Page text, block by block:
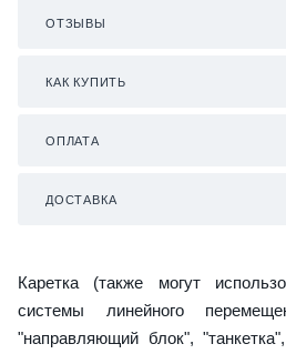
ОТЗЫВЫ
КАК КУПИТЬ
ОПЛАТА
ДОСТАВКА
Каретка (также могут
системы линейного
"направляющий блок",